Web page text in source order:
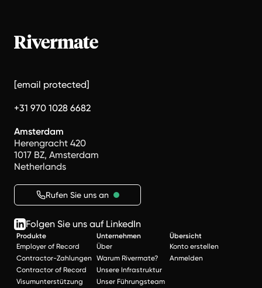
[email protected]
+31 970 1028 6682
Amsterdam
Herengracht 420
1017 BZ, Amsterdam
Netherlands
Rufen Sie uns an
Folgen Sie uns auf LinkedIn
Produkte
Employer of Record
Contractor-Zahlungen
Contractor of Record
Visumunterstützung
Unternehmen
Über
Warum Rivermate?
Unsere Infrastruktur
Unser Führungsteam
Übersicht
Konto erstellen
Anmelden